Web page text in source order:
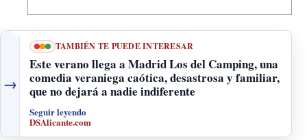
→
TAMBIÉN TE PUEDE INTERESAR
Este verano llega a Madrid Los del Camping, una
comedia veraniega caótica, desastrosa y familiar,
que no dejará a nadie indiferente
Seguir leyendo
DSAlicante.com